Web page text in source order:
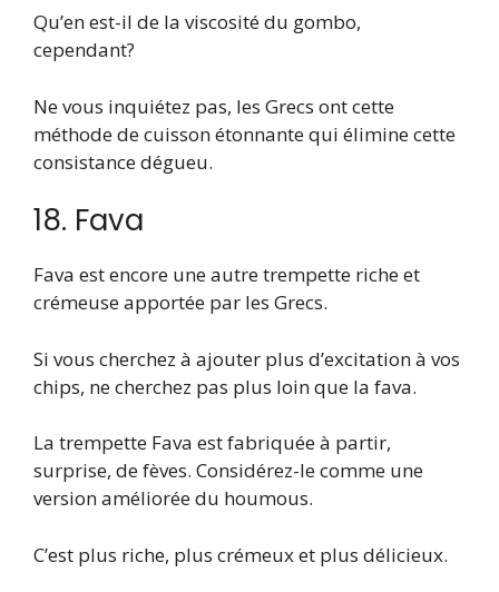
Qu’en est-il de la viscosité du gombo,
cependant?
Ne vous inquiétez pas, les Grecs ont cette
méthode de cuisson étonnante qui élimine cette
consistance dégueu.
18. Fava
Fava est encore une autre trempette riche et
crémeuse apportée par les Grecs.
Si vous cherchez à ajouter plus d’excitation à vos
chips, ne cherchez pas plus loin que la fava.
La trempette Fava est fabriquée à partir,
surprise, de fèves. Considérez-le comme une
version améliorée du houmous.
C’est plus riche, plus crémeux et plus délicieux.